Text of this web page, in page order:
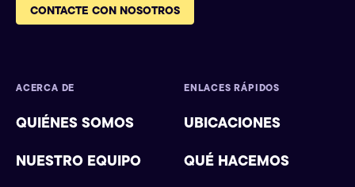
CONTACTE CON NOSOTROS
ACERCA DE
QUIÉNES SOMOS
NUESTRO EQUIPO
ENLACES RÁPIDOS
UBICACIONES
QUÉ HACEMOS